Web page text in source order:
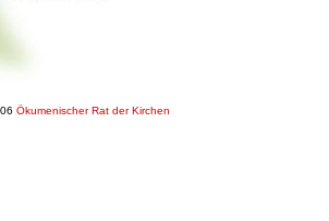
Ökumenischer Rat der Kirchen